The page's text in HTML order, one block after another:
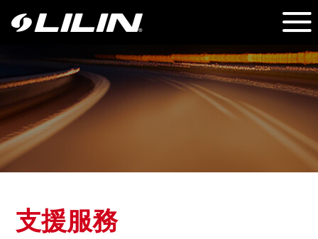
支援服務